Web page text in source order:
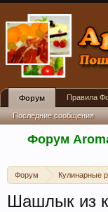
Форум
Форум Кулинарные
Шашлык из
Форум
Последние сообщения
Правила